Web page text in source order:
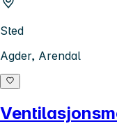
Sted
Agder, Arendal